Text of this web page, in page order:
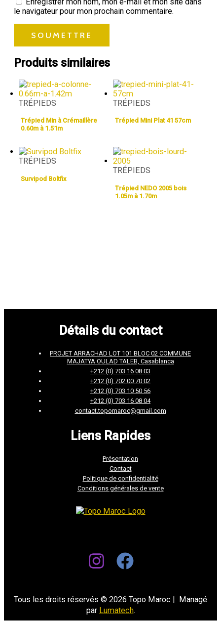
le navigateur pour mon prochain commentaire.
Produits similaires
TRÉPIEDS
Trépied Min à Crémaillère
0.60m à 1.51m
TRÉPIEDS
Trépied Mini Plat 41 57cm
TRÉPIEDS
Survipod Boltfix
TRÉPIEDS
Trépied NEDO 2005 bois
1.05m à 1.70m
Détails du contact
PROJET ARRACHAD LOT 101 BLOC 02 COMMUNE
MAJATYA OULAD TALEB, Casablanca
+212 (0) 703 16 08 03
+212 (0) 702 00 70 02
+212 (0) 703 10 50 56
+212 (0) 703 16 08 04
contact.topomaroc@gmail.com
Liens Rapides
Présentation
Contact
Politique de confidentialité
Conditions générales de vente
Tous les droits réservés © 2026 Topo Maroc | Managé
par Lumatech.